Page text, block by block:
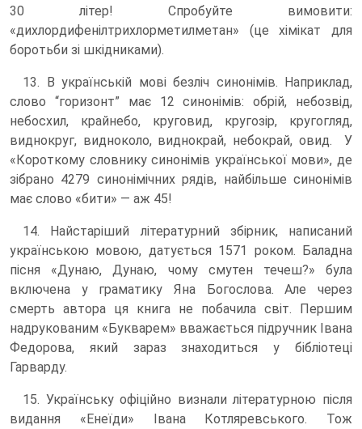
30 літер! Спробуйте вимовити:
«дихлордифенілтрихлорметилметан» (це хімікат для
боротьби зі шкідниками).
13. В українській мові безліч синонімів. Наприклад,
слово “горизонт” має 12 синонімів: обрій, небозвід,
небосхил, крайнебо, круговид, кругозір, кругогляд,
виднокруг, видноколо, виднокрай, небокрай, овид. У
«Короткому словнику синонімів української мови», де
зібрано 4279 синонімічних рядів, найбільше синонімів
має слово «бити» — аж 45!
14. Найстаріший літературний збірник, написаний
українською мовою, датується 1571 роком. Баладна
пісня «Дунаю, Дунаю, чому смутен течеш?» була
включена у граматику Яна Богослова. Але через
смерть автора ця книга не побачила світ. Першим
надрукованим «Букварем» вважається підручник Івана
Федорова, який зараз знаходиться у бібліотеці
Гарварду.
15. Українську офіційно визнали літературною після
видання «Енеїди» Івана Котляревського. Тож